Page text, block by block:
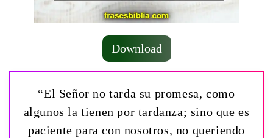
Download
“El Señor no tarda su promesa, como
algunos la tienen por tardanza; sino que es
paciente para con nosotros, no queriendo